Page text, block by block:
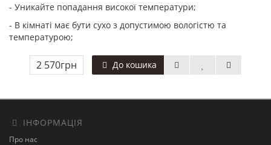
- Уникайте попадання високої температури;
- В кімнаті має бути сухо з допустимою вологістю та
температурою;
2 570грн До кошика
ІНФОРМАЦІЯ
Про нас